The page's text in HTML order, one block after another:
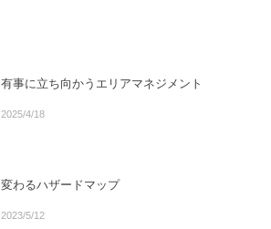
有事に立ち向かうエリアマネジメント
2025/4/18
変わるハザードマップ
2023/5/12